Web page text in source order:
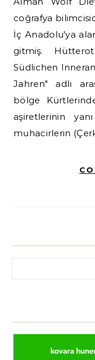
coğrafya
İç Anadolu'ya
gitmiş.
Südlichen
Jahren" adlı
bölge
aşiretlerinin
muhacirlerin